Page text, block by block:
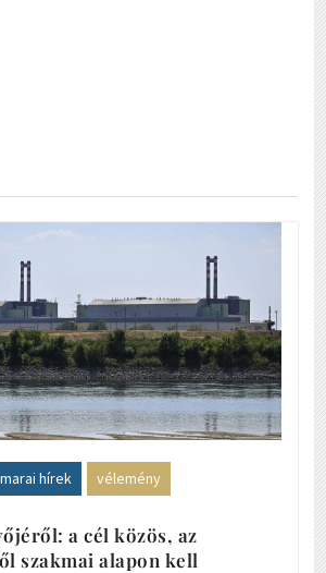
hírek vélemény
a cél közös, az
szakmai alapon kell